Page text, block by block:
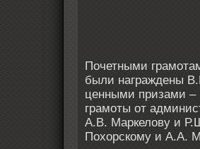
Почетными
были награждены
ценными призами
грамоты от
А.В. Маркелову и
Похорскому и А.А.